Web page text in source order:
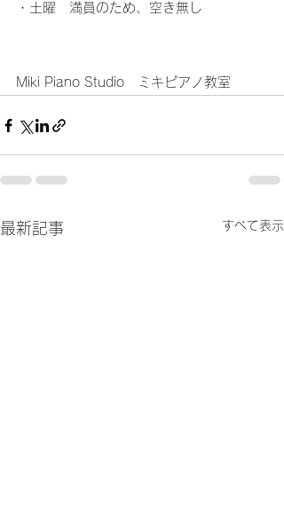
・土曜　満員のため、空き無し
Miki Piano Studio　ミキピアノ教室
最新記事 すべて表示